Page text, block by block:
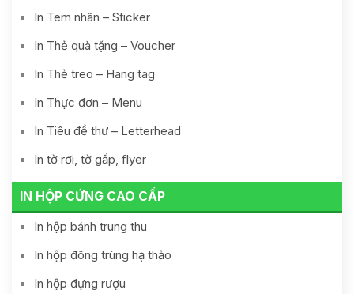
In Tem nhãn – Sticker
In Thẻ quà tặng – Voucher
In Thẻ treo – Hang tag
In Thực đơn – Menu
In Tiêu đề thư – Letterhead
In tờ rơi, tờ gấp, flyer
IN HỘP CỨNG CAO CẤP
In hộp bánh trung thu
In hộp đông trùng hạ thảo
In hộp đựng rượu